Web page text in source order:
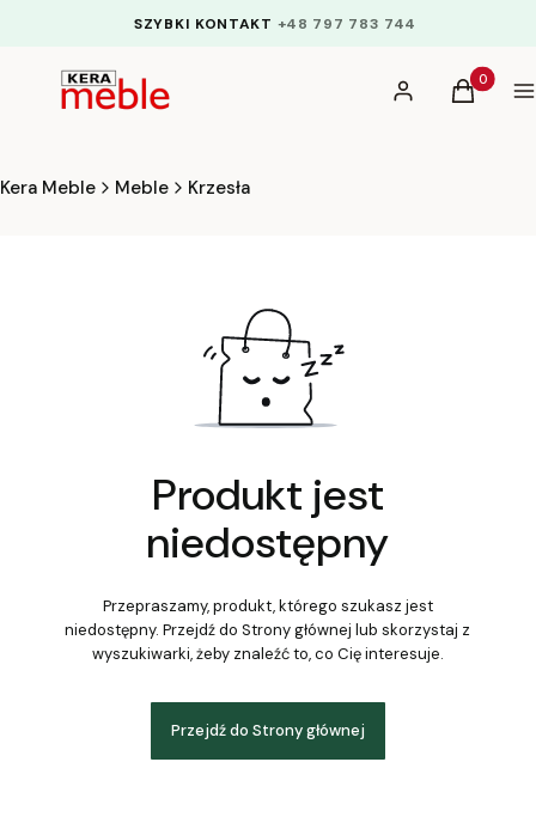
SZYBKI KONTAKT +48 797 783 744
Zaloguj sięProdukty
Koszyk
Kera Meble Meble Krzesła
Produkt jest
niedostępny
Przepraszamy, produkt, którego szukasz jest
niedostępny. Przejdź do Strony głównej lub skorzystaj z
wyszukiwarki, żeby znaleźć to, co Cię interesuje.
Przejdź do Strony głównej